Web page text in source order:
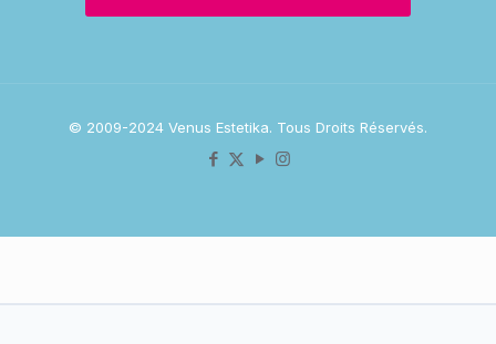
© 2009-2024 Venus Estetika. Tous Droits Réservés.